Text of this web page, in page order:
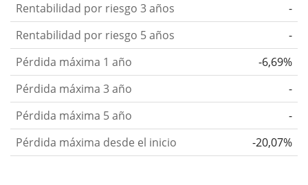
Rentabilidad por riesgo 3 años
-
Rentabilidad por riesgo 5 años
-
Pérdida máxima 1 año
-6,69%
Pérdida máxima 3 año
-
Pérdida máxima 5 año
-
Pérdida máxima desde el inicio
-20,07%